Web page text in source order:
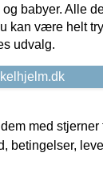
babyer. Alle
kan være helt
udvalg.
med stjerner
betingelser,